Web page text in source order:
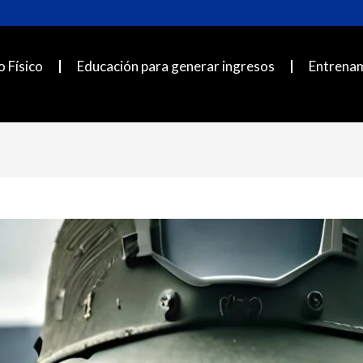
Físico Educación para generar ingresos